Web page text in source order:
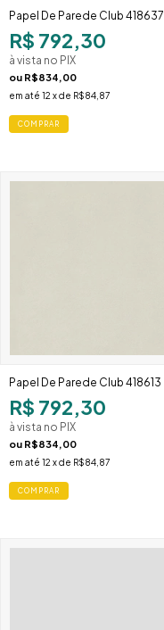
Papel De Parede Club 418637
R$ 792,30
à vista no PIX
ou R$834,00
em até 12 x de R$84,87
Papel De Parede Club 418613
R$ 792,30
à vista no PIX
ou R$834,00
em até 12 x de R$84,87